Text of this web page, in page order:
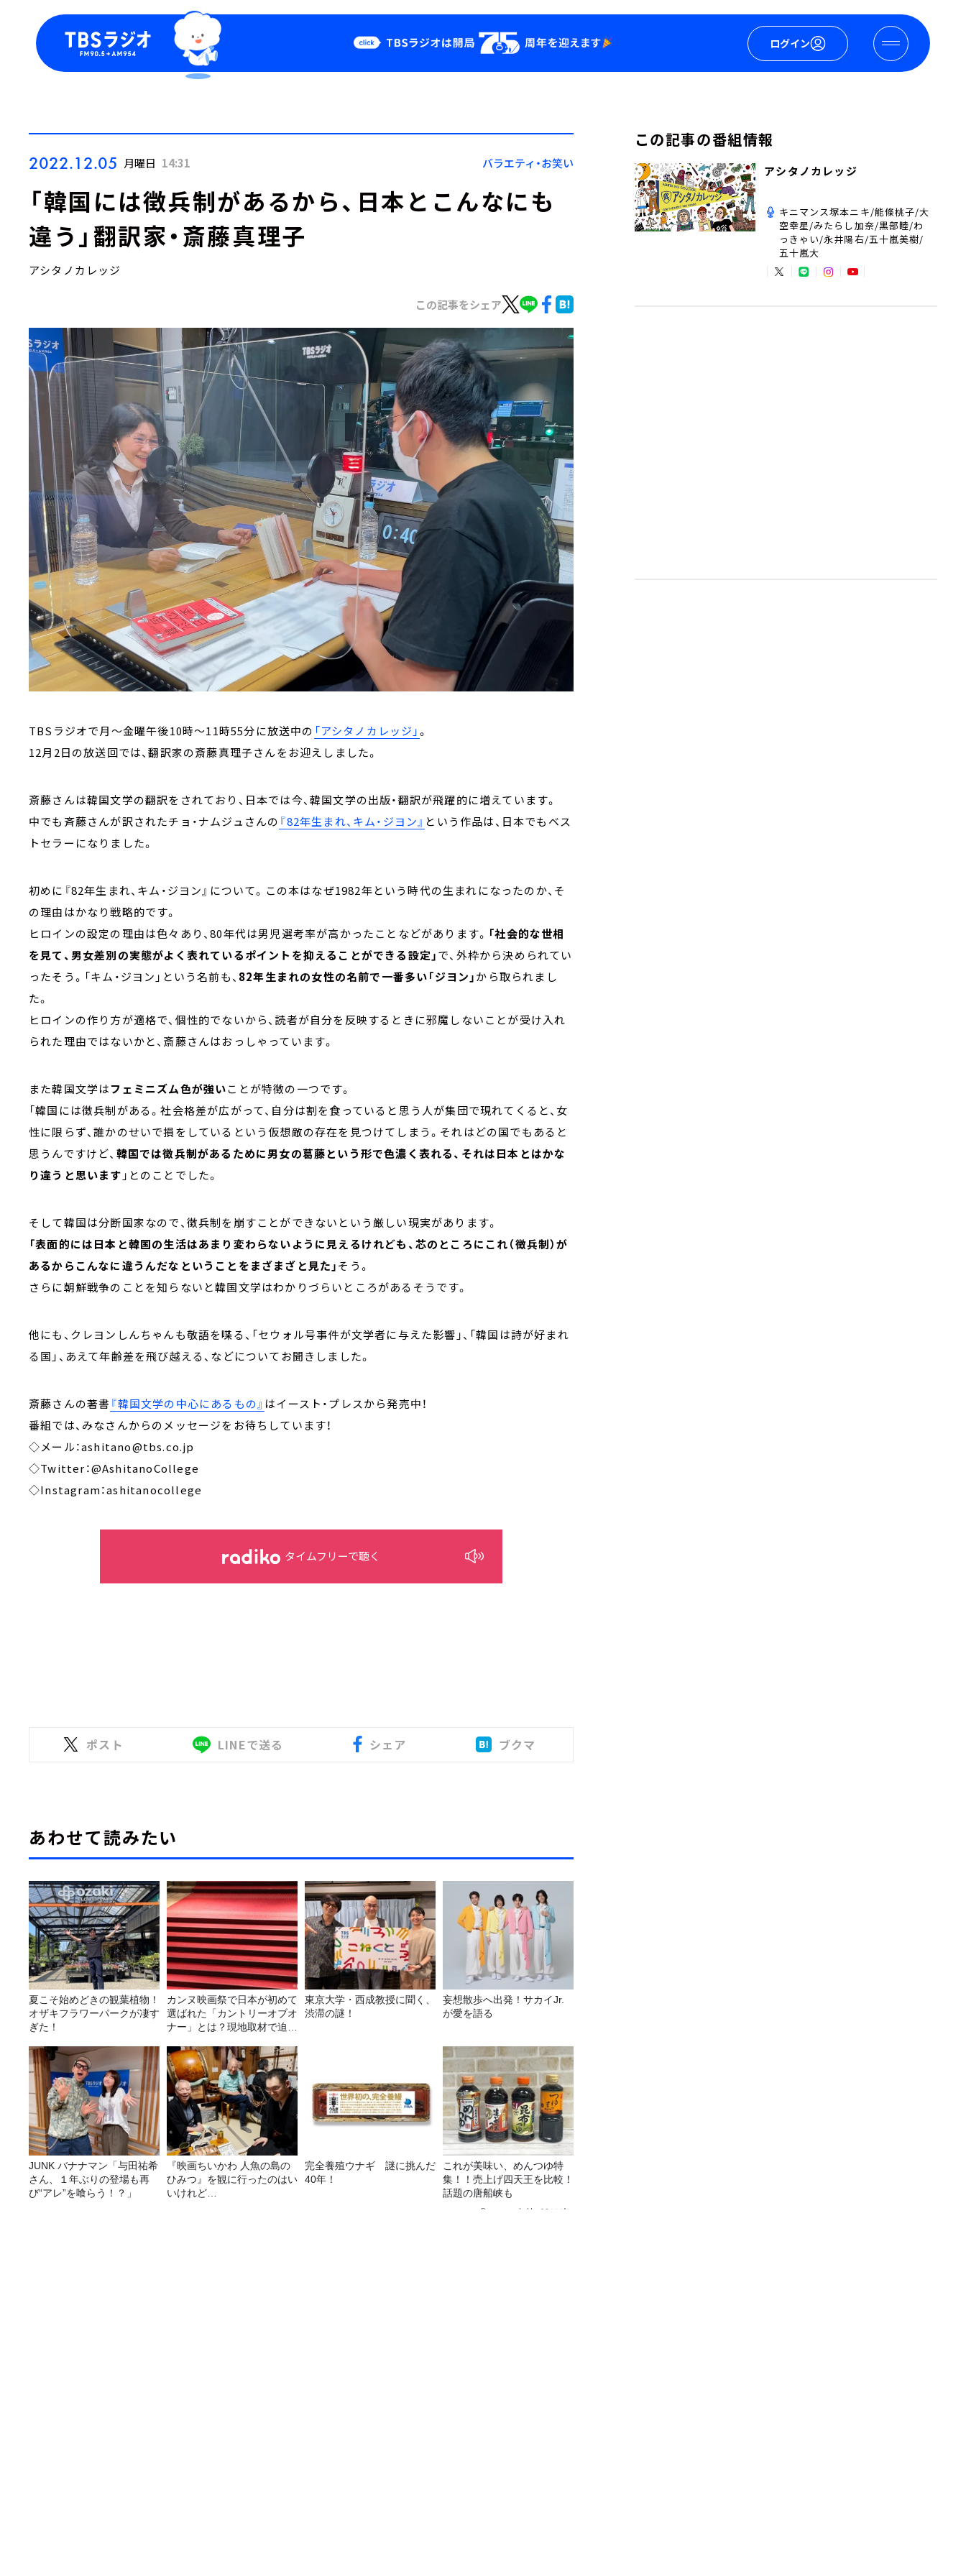
ログイン
Podcast
YouTube
会社情報
2022.12.05 月曜日 14:31 バラエティ・お笑い
「韓国には徴兵制があるから、日本とこんなにも
違う」翻訳家・斎藤真理子
アシタノカレッジ
この記事をシェア
TBSラジオで月～金曜午後10時～11時55分に放送中の 「アシタノカレッジ」。
12月2日の放送回では、翻訳家の斎藤真理子さんをお迎えしました。
斎藤さんは韓国文学の翻訳をされており、日本では今、韓国文学の出版・翻訳が飛躍的に増えています。
中でも斉藤さんが訳されたチョ・ナムジュさんの 『82年生まれ、キム・ジヨン』 という作品は、日本でもベス
トセラーになりました。
初めに『82年生まれ、キム・ジヨン』について。この本はなぜ1982年という時代の生まれになったのか、そ
の理由はかなり戦略的です。
ヒロインの設定の理由は色々あり、80年代は男児選考率が高かったことなどがあります。 「社会的な世相
を見て、男女差別の実態がよく表れているポイントを抑えることができる設定」で、外枠から決められてい
ったそう。「キム・ジヨン」という名前も、 82年生まれの女性の名前で一番多い「ジヨン」から取られまし
た。
ヒロインの作り方が適格で、個性的でないから、読者が自分を反映するときに邪魔しないことが受け入れ
られた理由ではないかと、斎藤さんはおっしゃっています。
また韓国文学はフェミニズム色が強いことが特徴の一つです。
「韓国には徴兵制がある。社会格差が広がって、自分は割を食っていると思う人が集団で現れてくると、女
性に限らず、誰かのせいで損をしているという仮想敵の存在を見つけてしまう。それはどの国でもあると
思うんですけど、 韓国では徴兵制があるために男女の葛藤という形で色濃く表れる、それは日本とはかな
り違うと思います 」とのことでした。
そして韓国は分断国家なので、徴兵制を崩すことができないという厳しい現実があります。
「表面的には日本と韓国の生活はあまり変わらないように見えるけれども、芯のところにこれ（徴兵制）が
あるからこんなに違うんだなということをまざまざと見た」そう。
さらに朝鮮戦争のことを知らないと韓国文学はわかりづらいところがあるそうです。
他にも、クレヨンしんちゃんも敬語を喋る、「セウォル号事件が文学者に与えた影響」、「韓国は詩が好まれ
る国」、あえて年齢差を飛び越える、などについてお聞きしました。
斎藤さんの著書 『韓国文学の中心にあるもの』 はイースト・プレスから発売中！
番組では、みなさんからのメッセージをお待ちしています！
◇メール：ashitano@tbs.co.jp
◇Twitter：@AshitanoCollege
◇Instagram：ashitanocollege
タイムフリーで聴く
ポスト LINEで送る シェア ブクマ
あわせて読みたい
夏こそ始めどきの観葉植物！
オザキフラワーパークが凄す
ぎた！
カンヌ映画祭で日本が初めて
選ばれた「カントリーオブオ
ナー」とは？現地取材で迫る
東京大学・西成教授に聞く、
渋滞の謎！
妄想散歩へ出発！サカイJr.
が愛を語る
JUNK バナナマン「与田祐希
さん、１年ぶりの登場も再
び“アレ”を喰らう！？」
『映画ちいかわ 人魚の島の
ひみつ』を観に行ったのはい
いけれど…
完全養殖ウナギ 謎に挑んだ
40年！
これが美味い、めんつゆ特
集！！売上げ四天王を比較！
話題の唐船峡も
Recommended by
この記事の番組情報
アシタノカレッジ
キニマンス塚本ニキ/能條桃子/大
空幸星/みたらし加奈/黒部睦/わ
っきゃい/永井陽右/五十嵐美樹/
五十嵐大